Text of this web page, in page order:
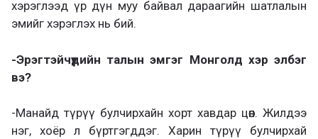
хэрэглээд үр дүн муу байвал дараагийн шатлалын
эмийг хэрэглэх нь бий.
-Эрэгтэйчүүдийн талын эмгэг Монголд хэр элбэг
вэ?
-Манайд түрүү булчирхайн хорт хавдар цөөн. Жилдээ
нэг, хоёр л бүртгэгддэг. Харин түрүү булчирхай